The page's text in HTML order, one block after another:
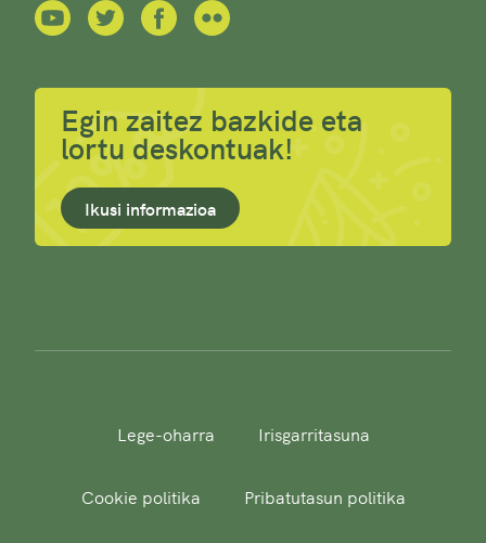
Egin zaitez bazkide eta
lortu deskontuak!
Ikusi informazioa
Lege-oharra Irisgarritasuna
Cookie politika Pribatutasun politika